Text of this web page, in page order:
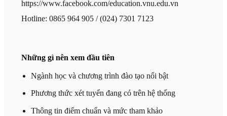
https://www.facebook.com/education.vnu.edu.vn
Hotline: 0865 964 905 / (024) 7301 7123
Những gì nên xem đầu tiên
Ngành học và chương trình đào tạo nổi bật
Phương thức xét tuyển đang có trên hệ thống
Thông tin điểm chuẩn và mức tham khảo